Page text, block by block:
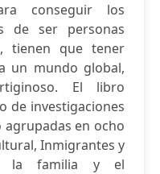
conseguir los
de ser personas
tienen que tener
un mundo global,
El libro
de investigaciones
agrupadas en ocho
Inmigrantes y
la familia y el